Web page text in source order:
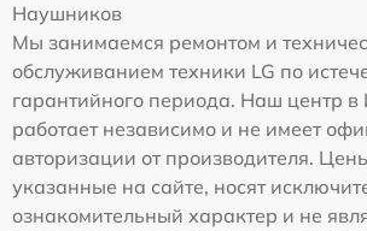
Наушников
Мы занимаемся ремонтом и
обслуживанием техники LG по
гарантийного периода. Наш центр в
работает независимо и не имеет
авторизации от производителя.
указанные на сайте, носят
ознакомительный характер и не